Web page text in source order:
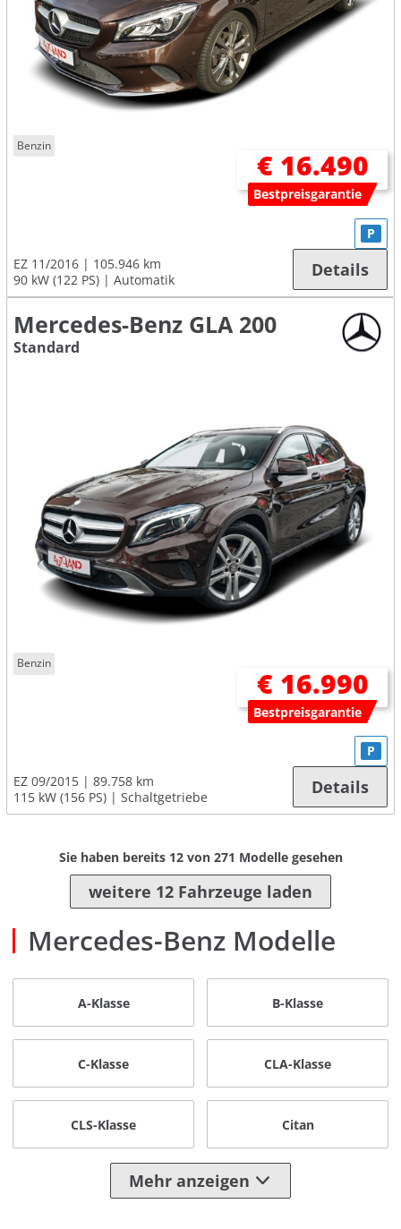
Benzin
€ 16.490
Bestpreisgarantie
EZ 11/2016
105.946 km
90 kW (122 PS)
Automatik
P
Details
Mercedes-Benz GLA 200
Standard
Benzin
€ 16.990
Bestpreisgarantie
EZ 09/2015
89.758 km
115 kW (156 PS)
Schaltgetriebe
P
Details
Sie haben bereits 12von 271 Modelle gesehen
weitere 12 Fahrzeuge laden
Mercedes-Benz Modelle
A-Klasse B-Klasse
C-Klasse CLA-Klasse
CLS-Klasse Citan
Mehr anzeigen